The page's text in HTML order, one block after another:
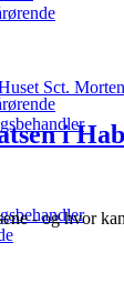
i
- og hvor